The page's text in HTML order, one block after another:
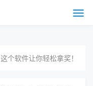
个软件让你轻松拿奖！